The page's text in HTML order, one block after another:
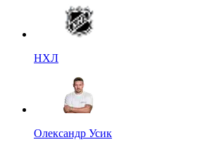
НХЛ
Олександр Усик